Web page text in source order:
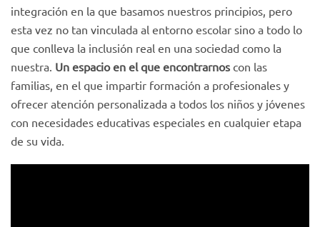
integración en la que basamos nuestros principios, pero
esta vez no tan vinculada al entorno escolar sino a todo lo
que conlleva la inclusión real en una sociedad como la
nuestra. Un espacio en el que encontrarnos con las
familias, en el que impartir formación a profesionales y
ofrecer atención personalizada a todos los niños y jóvenes
con necesidades educativas especiales en cualquier etapa
de su vida.